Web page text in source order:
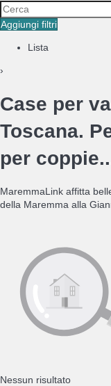
Aggiungi filtri
Lista
›
Case per
Toscana.
per
MaremmaLink affitta
della Maremma alla
Nessun risultato